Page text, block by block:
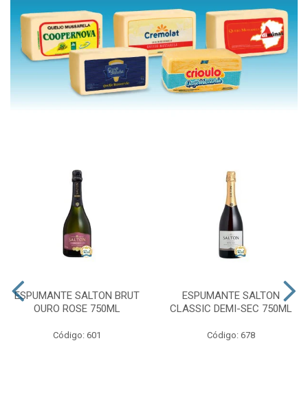
ESPUMANTE SALTON BRUT
OURO ROSE 750ML
Código: 601
ESPUMANTE SALTON
CLASSIC DEMI-SEC 750ML
Código: 678